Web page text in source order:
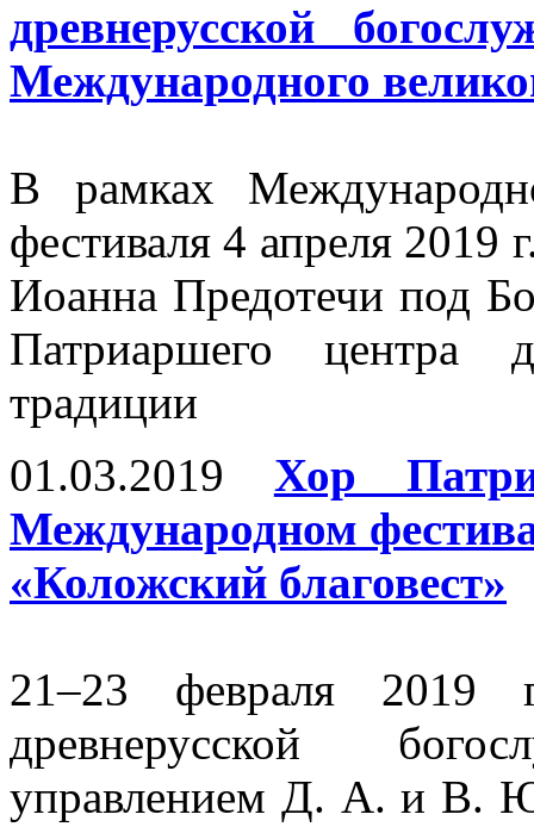
древнерусской
Международного
В рамках
фестиваля 4 апреля 2019
Иоанна Предотечи под
Патриаршего центра
традиции
01.03.2019
Хор
Международном
«Коложский благовест»
21–23 февраля 2019
древнерусской
управлением Д. А. и В.